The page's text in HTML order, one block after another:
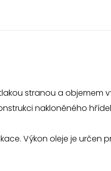
stranou a objemem
nakloněného
Výkon oleje je určen